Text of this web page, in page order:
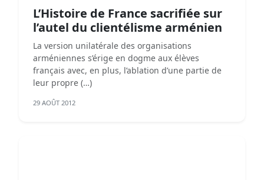
L’Histoire de France sacrifiée sur
l’autel du clientélisme arménien
La version unilatérale des organisations
arméniennes s’érige en dogme aux élèves
français avec, en plus, l’ablation d’une partie de
leur propre (…)
29 AOÛT 2012